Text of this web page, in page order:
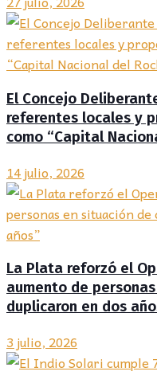
El Concejo
referentes locales y
como “Capital
14 julio, 2026
La Plata reforzó el
aumento de
duplicaron en dos
3 julio, 2026